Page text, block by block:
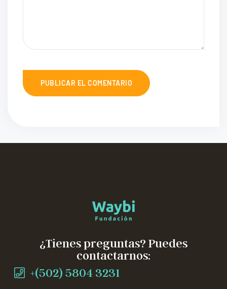
¿Tienes preguntas? Puedes
contactarnos:
+(502) 5804 3231